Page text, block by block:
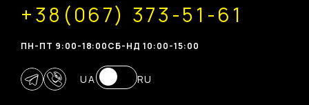
+38(067) 373-51-61
ПН-ПТ 9:00-18:00CБ-НД 10:00-15:00
UA RU